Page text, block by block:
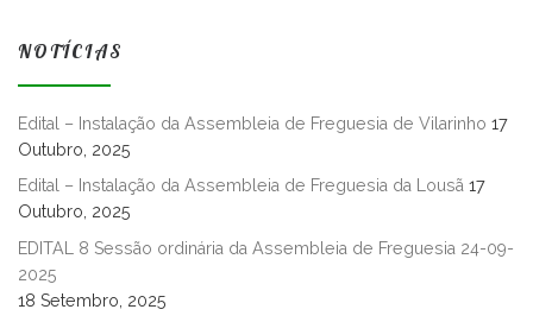
NOTÍCIAS
Edital – Instalação da Assembleia de Freguesia de Vilarinho 17
Outubro, 2025
Edital – Instalação da Assembleia de Freguesia da Lousã 17
Outubro, 2025
EDITAL 8 Sessão ordinária da Assembleia de Freguesia 24-09-
2025
18 Setembro, 2025